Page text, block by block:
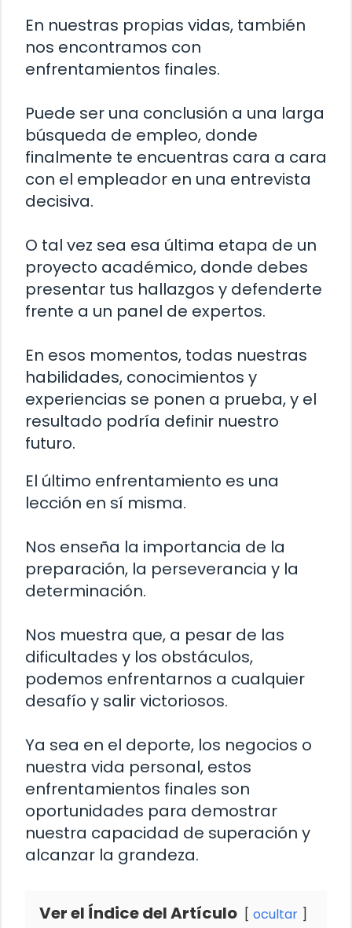
En nuestras propias vidas, también
nos encontramos con
enfrentamientos finales.
Puede ser una conclusión a una larga
búsqueda de empleo, donde
finalmente te encuentras cara a cara
con el empleador en una entrevista
decisiva.
O tal vez sea esa última etapa de un
proyecto académico, donde debes
presentar tus hallazgos y defenderte
frente a un panel de expertos.
En esos momentos, todas nuestras
habilidades, conocimientos y
experiencias se ponen a prueba, y el
resultado podría definir nuestro
futuro.
El último enfrentamiento es una
lección en sí misma.
Nos enseña la importancia de la
preparación, la perseverancia y la
determinación.
Nos muestra que, a pesar de las
dificultades y los obstáculos,
podemos enfrentarnos a cualquier
desafío y salir victoriosos.
Ya sea en el deporte, los negocios o
nuestra vida personal, estos
enfrentamientos finales son
oportunidades para demostrar
nuestra capacidad de superación y
alcanzar la grandeza.
Ver el Índice del Artículo ocultar